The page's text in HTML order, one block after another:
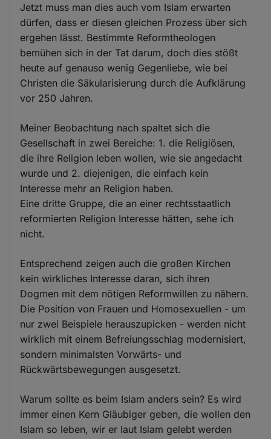
Jetzt muss man dies auch vom Islam erwarten
dürfen, dass er diesen gleichen Prozess über sich
ergehen lässt. Bestimmte Reformtheologen
bemühen sich in der Tat darum, doch dies stößt
heute auf genauso wenig Gegenliebe, wie bei
Christen die Säkularisierung durch die Aufklärung
vor 250 Jahren.
Meiner Beobachtung nach spaltet sich die
Gesellschaft in zwei Bereiche: 1. die Religiösen,
die ihre Religion leben wollen, wie sie angedacht
wurde und 2. diejenigen, die einfach kein
Interesse mehr an Religion haben.
Eine dritte Gruppe, die an einer rechtsstaatlich
reformierten Religion Interesse hätten, sehe ich
nicht.
Entsprechend zeigen auch die großen Kirchen
kein wirkliches Interesse daran, sich ihren
Dogmen mit dem nötigen Reformwillen zu nähern.
Die Position von Frauen und Homosexuellen - um
nur zwei Beispiele herauszupicken - werden nicht
wirklich mit einem Befreiungsschlag modernisiert,
sondern minimalsten Vorwärts- und
Rückwärtsbewegungen ausgesetzt.
Warum sollte es beim Islam anders sein? Es wird
immer einen Kern Gläubiger geben, die wollen den
Islam so leben, wir er laut Islam gelebt werden